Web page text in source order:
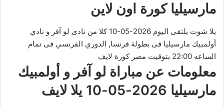
مارسيليا كورة اون لاين
يلا شوت يلتقى اليوم 2026-05-10 كلا من نادى لو آفر و نادي
أولمبيك مارسيليا فى بطولة فرنسا, الدوري الفرنسي فى تمام
الساعه 22:00 بتوقيت مصر كورة لايف
معلومات عن مباراة لو آفر و أولمبيك
مارسيليا 2026-05-10 يلا لايف